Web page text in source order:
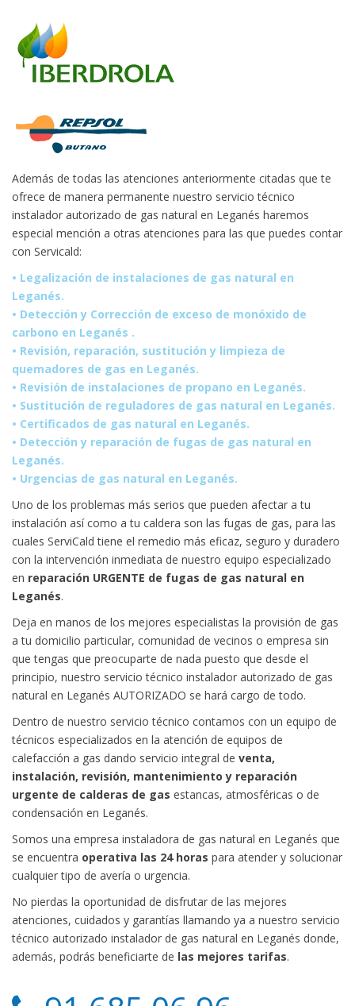
Además de todas las atenciones anteriormente citadas que te
ofrece de manera permanente nuestro servicio técnico
instalador autorizado de gas natural en Leganés haremos
especial mención a otras atenciones para las que puedes contar
con Servicald:
• Legalización de instalaciones de gas natural en
Leganés.
• Detección y Corrección de exceso de monóxido de
carbono en Leganés .
• Revisión, reparación, sustitución y limpieza de
quemadores de gas en Leganés.
• Revisión de instalaciones de propano en Leganés.
• Sustitución de reguladores de gas natural en Leganés.
• Certificados de gas natural en Leganés.
• Detección y reparación de fugas de gas natural en
Leganés.
• Urgencias de gas natural en Leganés.
Uno de los problemas más serios que pueden afectar a tu
instalación así como a tu caldera son las fugas de gas, para las
cuales ServiCald tiene el remedio más eficaz, seguro y duradero
con la intervención inmediata de nuestro equipo especializado
en reparación URGENTE de fugas de gas natural en
Leganés.
Deja en manos de los mejores especialistas la provisión de gas
a tu domicilio particular, comunidad de vecinos o empresa sin
que tengas que preocuparte de nada puesto que desde el
principio, nuestro servicio técnico instalador autorizado de gas
natural en Leganés AUTORIZADO se hará cargo de todo.
Dentro de nuestro servicio técnico contamos con un equipo de
técnicos especializados en la atención de equipos de
calefacción a gas dando servicio integral de venta,
instalación, revisión, mantenimiento y reparación
urgente de calderas de gas estancas, atmosféricas o de
condensación en Leganés.
Somos una empresa instaladora de gas natural en Leganés que
se encuentra operativa las 24 horas para atender y solucionar
cualquier tipo de avería o urgencia.
No pierdas la oportunidad de disfrutar de las mejores
atenciones, cuidados y garantías llamando ya a nuestro servicio
técnico autorizado instalador de gas natural en Leganés donde,
además, podrás beneficiarte de las mejores tarifas.